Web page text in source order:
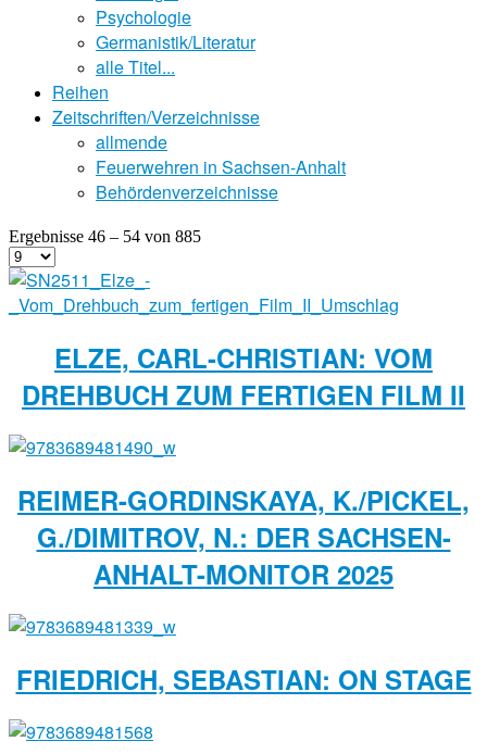
Psychologie
Germanistik/Literatur
alle Titel...
Reihen
Zeitschriften/Verzeichnisse
allmende
Feuerwehren in Sachsen-Anhalt
Behördenverzeichnisse
Ergebnisse 46 – 54 von 885
ELZE, CARL-CHRISTIAN: VOM
DREHBUCH ZUM FERTIGEN FILM II
REIMER-GORDINSKAYA, K./PICKEL,
G./DIMITROV, N.: DER SACHSEN-
ANHALT-MONITOR 2025
FRIEDRICH, SEBASTIAN: ON STAGE